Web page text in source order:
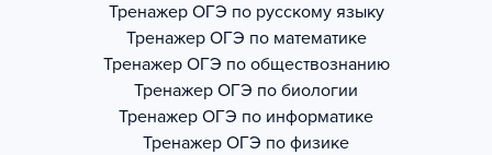
Тренажер ОГЭ по русскому языку
Тренажер ОГЭ по математике
Тренажер ОГЭ по обществознанию
Тренажер ОГЭ по биологии
Тренажер ОГЭ по информатике
Тренажер ОГЭ по физике